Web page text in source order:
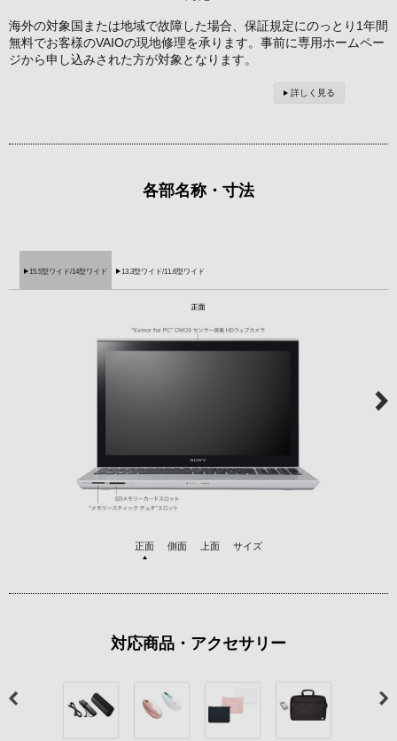
海外の対象国または地域で故障した場合、保証規定にのっとり1年間
無料でお客様のVAIOの現地修理を承ります。事前に専用ホームペー
ジから申し込みされた方が対象となります。
詳しく見る
各部名称・寸法
15.5型ワイド/14型ワイド 13.3型ワイド/11.6型ワイド
正面 側面 上面 サイズ
対応商品・アクセサリー